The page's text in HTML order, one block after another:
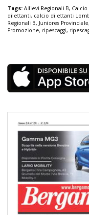
Tags: Allievi Regionali B, Calcio
dilettanti, calcio dilettanti
Regionali B, Juniores Provinciale,
Promozione, ripescaggi,